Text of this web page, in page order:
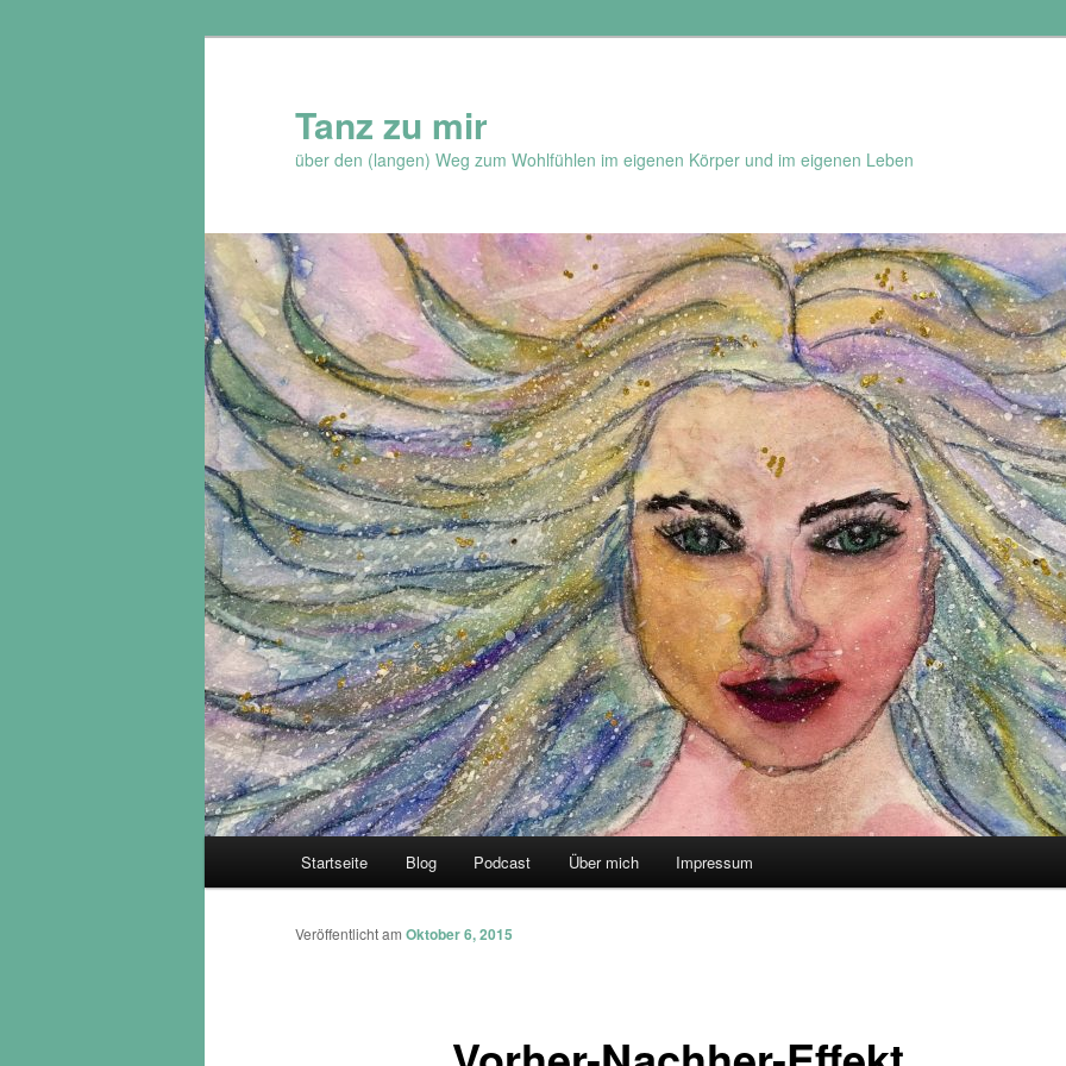
Tanz zu mir
über den (langen) Weg zum Wohlfühlen im eigenen Körper und im eigenen Leben
Startseite Blog Podcast Über mich Impressum
Veröffentlicht am Oktober 6, 2015